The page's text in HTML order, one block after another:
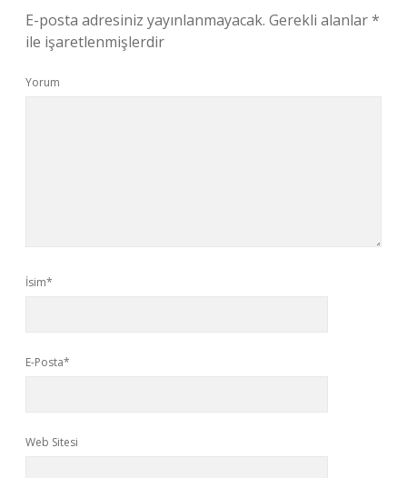
E-posta adresiniz yayınlanmayacak. Gerekli alanlar*
ile işaretlenmişlerdir
Yorum
İsim*
E-Posta*
Web Sitesi